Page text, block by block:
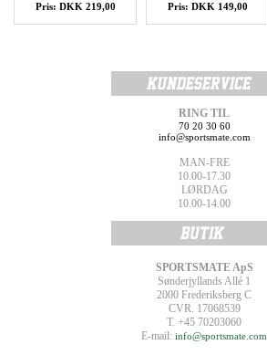
Pris: DKK 219,00 Pris: DKK 149,00
RING TIL
70 20 30 60
info@sportsmate.com
MAN-FRE
10.00-17.30
LØRDAG
10.00-14.00
SPORTSMATE ApS
Sønderjyllands Allé 1
2000 Frederiksberg C
CVR. 17068539
T. +45 70203060
E-mail: info@sportsmate.com